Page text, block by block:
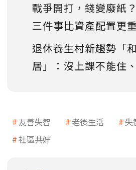
戰爭開打，錢變廢紙
三件事比資產配置更
退休養生村新趨勢「
居」：沒上課不能住
友善失智 老後生活 失
社區共好